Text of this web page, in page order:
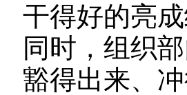
干得好的亮
同时，组织
豁得出来、